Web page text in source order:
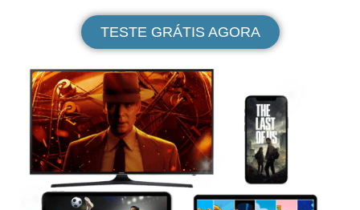
TESTE GRÁTIS AGORA